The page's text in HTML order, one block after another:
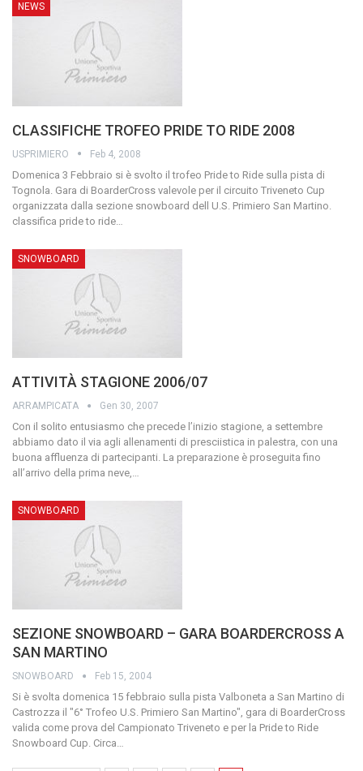
NEWS
CLASSIFICHE TROFEO PRIDE TO RIDE 2008
USPRIMIERO Feb 4, 2008
Domenica 3 Febbraio si è svolto il trofeo Pride to Ride sulla pista di
Tognola. Gara di BoarderCross valevole per il circuito Triveneto Cup
organizzata dalla sezione snowboard dell U.S. Primiero San Martino.
classifica pride to ride
SNOWBOARD
ATTIVITÀ STAGIONE 2006/07
ARRAMPICATA Gen 30, 2007
Con il solito entusiasmo che precede l’inizio stagione, a settembre
abbiamo dato il via agli allenamenti di presciistica in palestra, con una
buona affluenza di partecipanti. La preparazione è proseguita fino
all’arrivo della prima neve,
SNOWBOARD
SEZIONE SNOWBOARD – GARA BOARDERCROSS A
SAN MARTINO
SNOWBOARD Feb 15, 2004
Si è svolta domenica 15 febbraio sulla pista Valboneta a San Martino di
Castrozza il "6° Trofeo U.S. Primiero San Martino", gara di BoarderCross
valida come prova del Campionato Triveneto e per la Pride to Ride
Snowboard Cup. Circa…